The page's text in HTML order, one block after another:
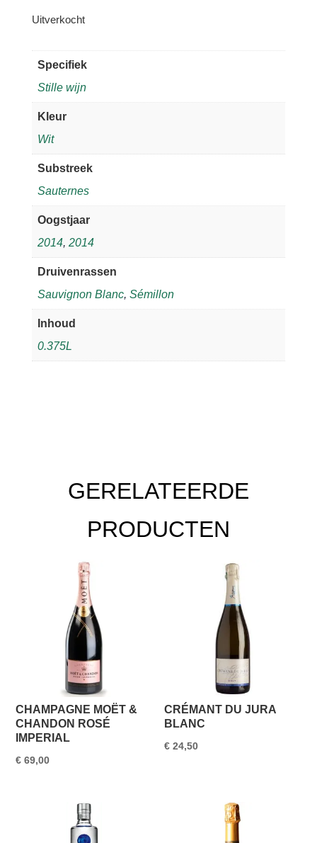
Uitverkocht
Specifiek
Stille wijn
Kleur
Wit
Substreek
Sauternes
Oogstjaar
2014, 2014
Druivenrassen
Sauvignon Blanc, Sémillon
Inhoud
0.375L
GERELATEERDE
PRODUCTEN
CHAMPAGNE MOËT &
CHANDON ROSÉ
IMPERIAL
€ 69,00
CRÉMANT DU JURA
BLANC
€ 24,50